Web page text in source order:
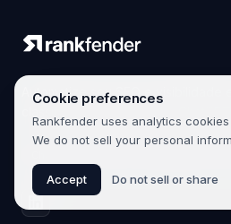
Automatize seu SEO e visibilidade
Cookie preferences
Rankfender uses analytics
We do not sell your personal
Accept Do not sell or share